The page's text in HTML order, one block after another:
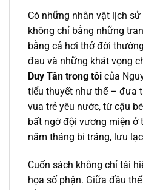
Có những nhân vật lịch
không chỉ bằng những
bằng cả hơi thở đời
đau và những khát vọng
Duy Tân trong tôi của
tiểu thuyết như thế – đưa
vua trẻ yêu nước, từ cậu
bất ngờ đội vương miện ở
năm tháng bi tráng, lưu
Cuốn sách không chỉ tái
họa số phận. Giữa đầu